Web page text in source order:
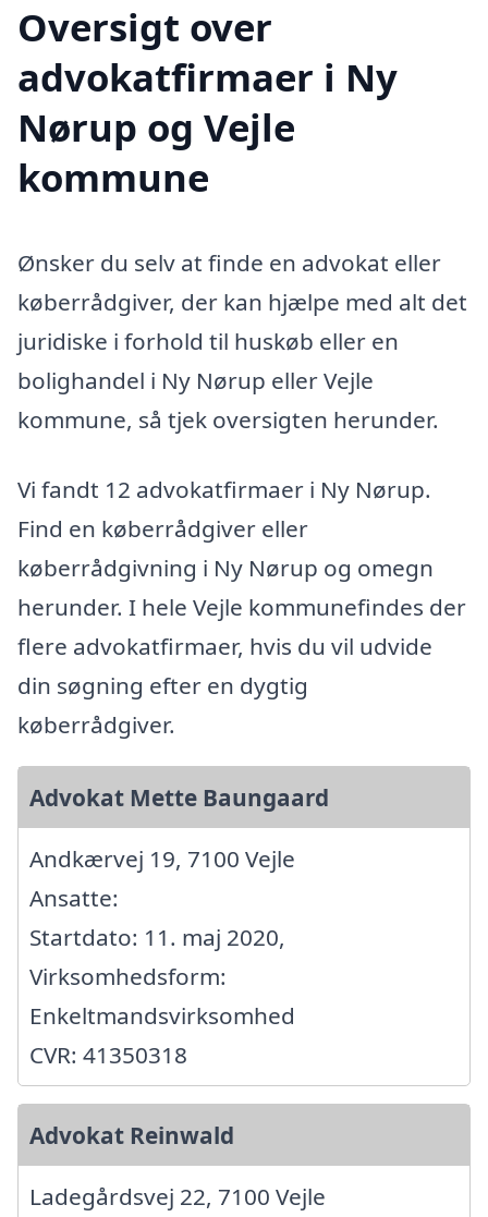
Oversigt over
advokatfirmaer i Ny
Nørup og Vejle
kommune
Ønsker du selv at finde en advokat eller
køberrådgiver, der kan hjælpe med alt det
juridiske i forhold til huskøb eller en
bolighandel i Ny Nørup eller Vejle
kommune, så tjek oversigten herunder.
Vi fandt 12 advokatfirmaer i Ny Nørup.
Find en køberrådgiver eller
køberrådgivning i Ny Nørup og omegn
herunder. I hele Vejle kommunefindes der
flere advokatfirmaer, hvis du vil udvide
din søgning efter en dygtig
køberrådgiver.
Advokat Mette Baungaard
Andkærvej 19, 7100 Vejle
Ansatte:
Startdato: 11. maj 2020,
Virksomhedsform:
Enkeltmandsvirksomhed
CVR: 41350318
Advokat Reinwald
Ladegårdsvej 22, 7100 Vejle